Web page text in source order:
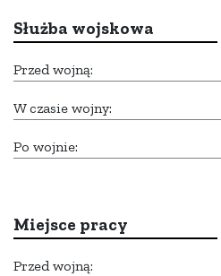
Służba wojskowa
Przed wojną:
W czasie wojny:
Po wojnie:
Miejsce pracy
Przed wojną: